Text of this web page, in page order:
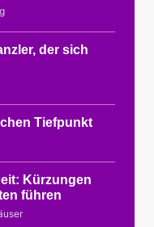
der sich
Tiefpunkt
Kürzungen
führen